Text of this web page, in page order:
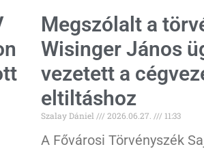
Megszólalt a
Wisinger János
vezetett a
eltiltáshoz
Szalay Dániel 2026.06.27. 11:33
A Fővárosi Törvényszék